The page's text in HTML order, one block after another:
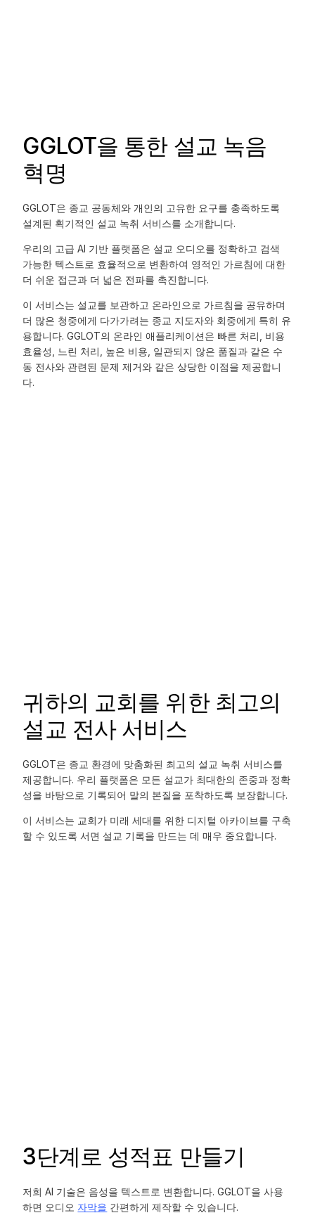
GGLOT을 통한 설교 녹음
혁명
GGLOT은 종교 공동체와 개인의 고유한 요구를 충족하도록
설계된 획기적인 설교 녹취 서비스를 소개합니다.
우리의 고급 AI 기반 플랫폼은 설교 오디오를 정확하고 검색
가능한 텍스트로 효율적으로 변환하여 영적인 가르침에 대한
더 쉬운 접근과 더 넓은 전파를 촉진합니다.
이 서비스는 설교를 보관하고 온라인으로 가르침을 공유하며
더 많은 청중에게 다가가려는 종교 지도자와 회중에게 특히 유
용합니다. GGLOT의 온라인 애플리케이션은 빠른 처리, 비용
효율성, 느린 처리, 높은 비용, 일관되지 않은 품질과 같은 수
동 전사와 관련된 문제 제거와 같은 상당한 이점을 제공합니
다.
귀하의 교회를 위한 최고의
설교 전사 서비스
GGLOT은 종교 환경에 맞춤화된 최고의 설교 녹취 서비스를
제공합니다. 우리 플랫폼은 모든 설교가 최대한의 존중과 정확
성을 바탕으로 기록되어 말의 본질을 포착하도록 보장합니다.
이 서비스는 교회가 미래 세대를 위한 디지털 아카이브를 구축
할 수 있도록 서면 설교 기록을 만드는 데 매우 중요합니다.
3단계로 성적표 만들기
저희 AI 기술은 음성을 텍스트로 변환합니다. GGLOT을 사용
하면 오디오 자막을 간편하게 제작할 수 있습니다.